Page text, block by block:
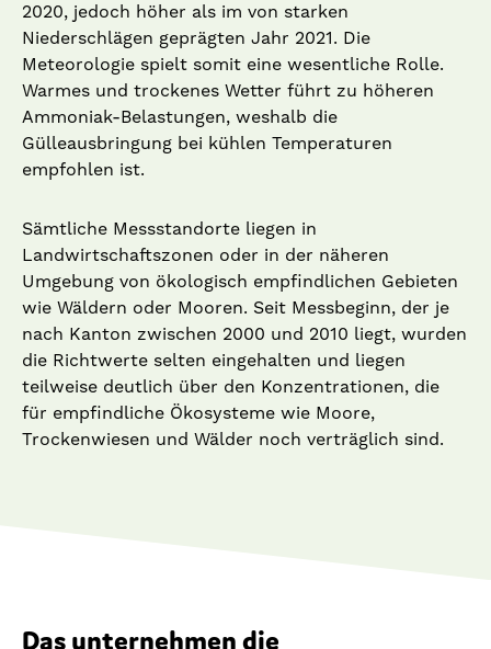
2020, jedoch höher als im von starken
Niederschlägen geprägten Jahr 2021. Die
Meteorologie spielt somit eine wesentliche Rolle.
Warmes und trockenes Wetter führt zu höheren
Ammoniak-Belastungen, weshalb die
Gülleausbringung bei kühlen Temperaturen
empfohlen ist.
Sämtliche Messstandorte liegen in
Landwirtschaftszonen oder in der näheren
Umgebung von ökologisch empfindlichen Gebieten
wie Wäldern oder Mooren. Seit Messbeginn, der je
nach Kanton zwischen 2000 und 2010 liegt, wurden
die Richtwerte selten eingehalten und liegen
teilweise deutlich über den Konzentrationen, die
für empfindliche Ökosysteme wie Moore,
Trockenwiesen und Wälder noch verträglich sind.
Das unternehmen die